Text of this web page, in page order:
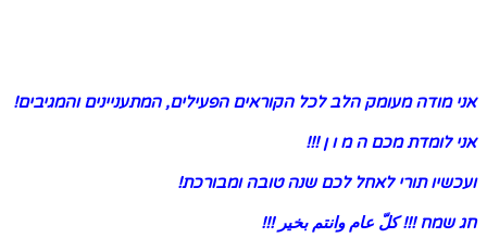
אני מודה מעומק הלב לכל הקוראים הפעילים, המתעניינים והמגיבים!
אני לומדת מכם ה מ ו ן !!!
ועכשיו תורי לאחל לכם שנה טובה ומבורכת!
חג שמח !!! كلّ عام وانتم بخير !!!